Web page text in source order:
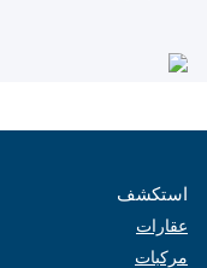
استكشف
عقارات
مركبات